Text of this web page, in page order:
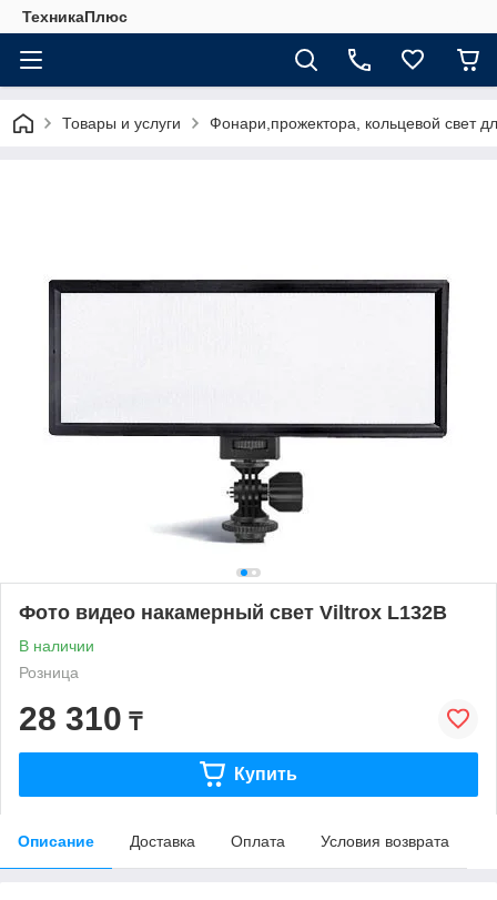
ТехникаПлюс
Товары и услуги Фонари,прожектора, кольцевой свет
Фото видео накамерный свет Viltrox L132B
В наличии
Розница
28 310 ₸
Купить
Описание Доставка Оплата Условия возврата